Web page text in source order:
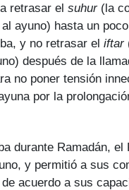
retrasar el suhur(la
ayuno) hasta un
y no retrasar el iftar
después de la
no poner tensión
por la
durante Ramadán, el
y permitió a sus
acuerdo a sus